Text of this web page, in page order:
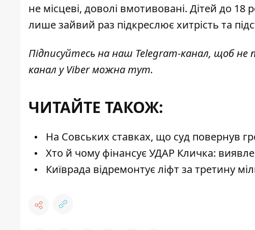
не місцеві, доволі вмотивовані. Дітей до
лише зайвий раз підкреслює хитрість та
Підписуйтесь на наш Telegram-канал, щоб не
канал у Viber можнатут.
ЧИТАЙТЕ ТАКОЖ:
На Совських ставках, що суд повернув
Хто й чому фінансує УДАР Кличка:
Київрада відремонтує ліфт за третину